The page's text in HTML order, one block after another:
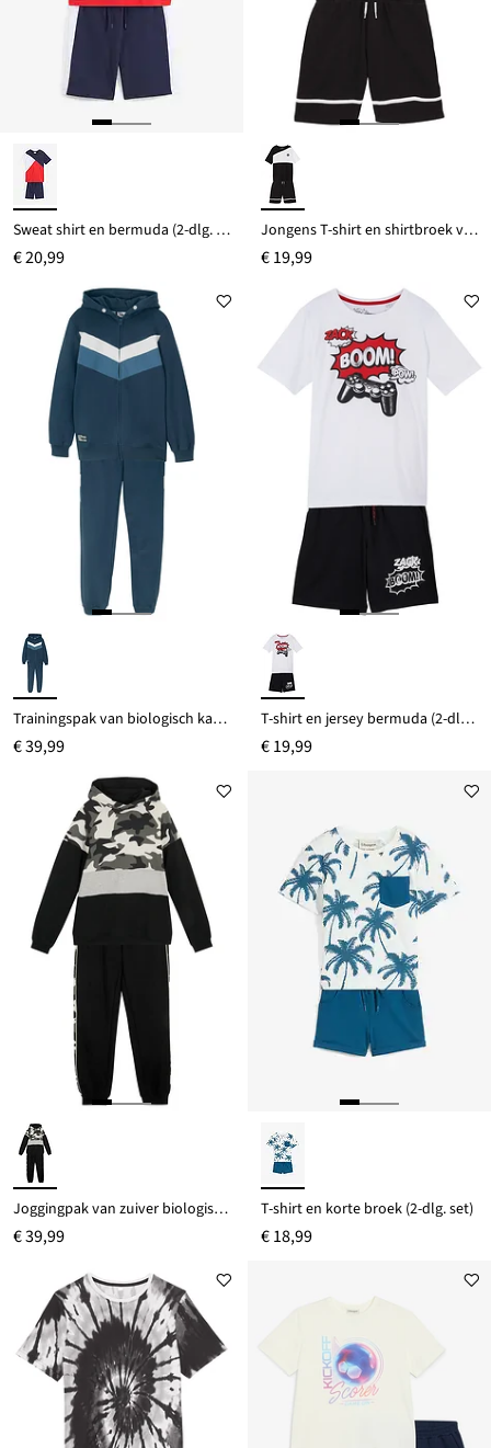
Sweat shirt en bermuda (2-dlg. set)
€ 20,99
Jongens T-shirt en shirtbroek van biologisch katoen (2-dlg. set)
€ 19,99
Trainingspak van biologisch katoen (2-dlg. set)
€ 39,99
T-shirt en jersey bermuda (2-dlg. set)
€ 19,99
Joggingpak van zuiver biologisch katoen (2-dlg. set)
€ 39,99
T-shirt en korte broek (2-dlg. set)
€ 18,99